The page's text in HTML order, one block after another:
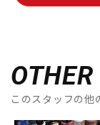
このスタッフの他